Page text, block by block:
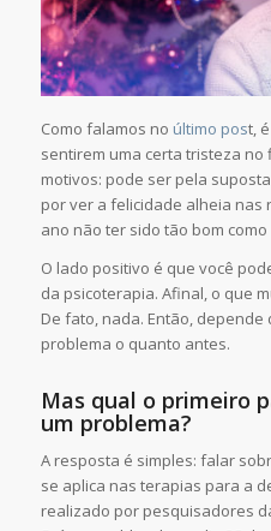
Como falamos no último post,
sentirem uma certa tristeza no
motivos: pode ser pela
por ver a felicidade alheia nas
ano não ter sido tão bom
O lado positivo é que você
da psicoterapia. Afinal, o que
De fato, nada. Então,
problema o quanto antes.
Mas qual o primeiro
um problema?
A resposta é simples: falar
se aplica nas terapias para a
realizado por pesquisadores